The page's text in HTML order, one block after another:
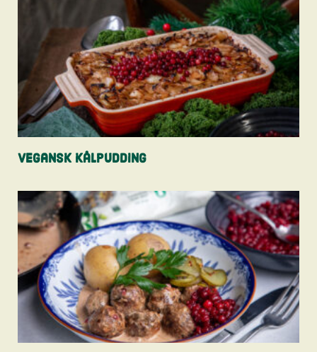
Vegansk kålpudding